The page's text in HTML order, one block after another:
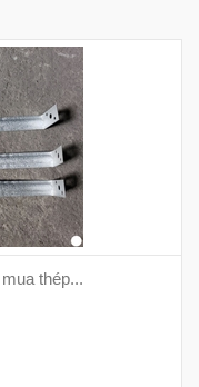
thép...